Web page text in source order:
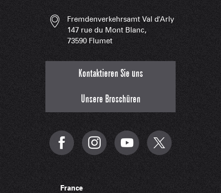
Fremdenverkehrsamt Val d'Arly
147 rue du Mont Blanc,
73590 Flumet
Kontaktieren Sie uns
Unsere Broschüren
France